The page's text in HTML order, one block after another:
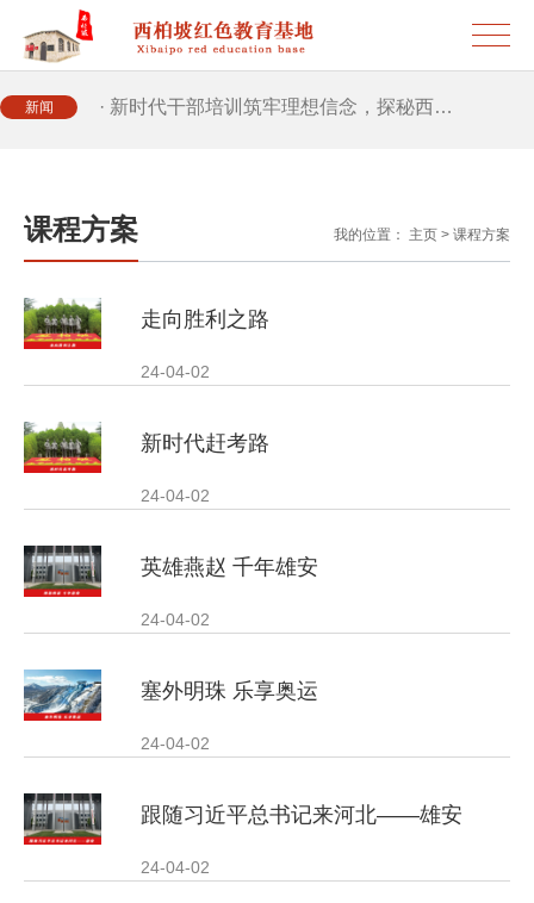
新闻
· 筑牢新时代干部信仰根基 西柏坡3招给…
· 新时代干部培训筑牢理想信念，探秘西…
课程方案 我的位置： 主页 > 课程方案
走向胜利之路
24-04-02
新时代赶考路
24-04-02
英雄燕赵 千年雄安
24-04-02
塞外明珠 乐享奥运
24-04-02
跟随习近平总书记来河北——雄安
24-04-02